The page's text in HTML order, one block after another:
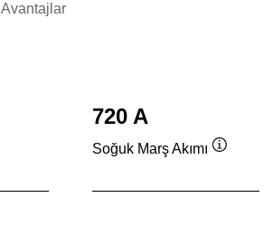
Avantajlar
720 A
Soğuk Marş Akımı